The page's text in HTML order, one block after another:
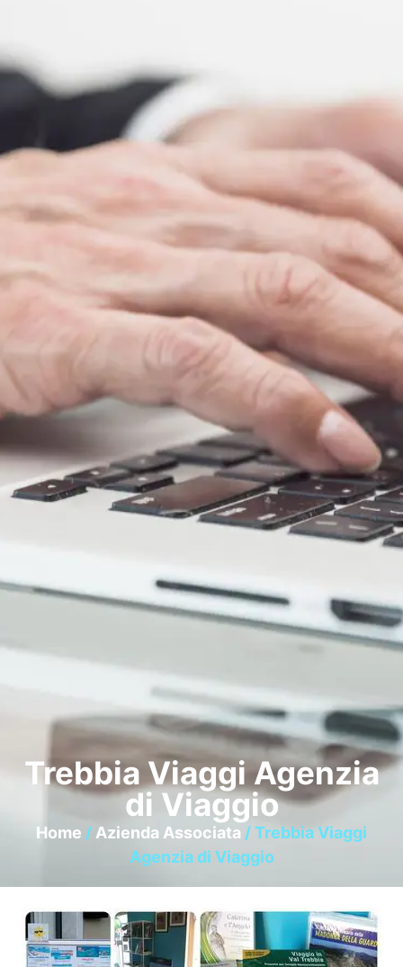
Trebbia Viaggi Agenzia
di Viaggio
Home / Azienda Associata / Trebbia Viaggi
Agenzia di Viaggio